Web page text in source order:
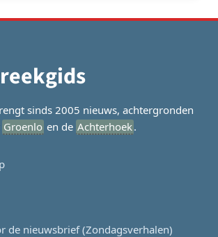
sinds 2005 nieuws, achtergronden
Groenlo en de Achterhoek.
de nieuwsbrief (Zondagsverhalen)